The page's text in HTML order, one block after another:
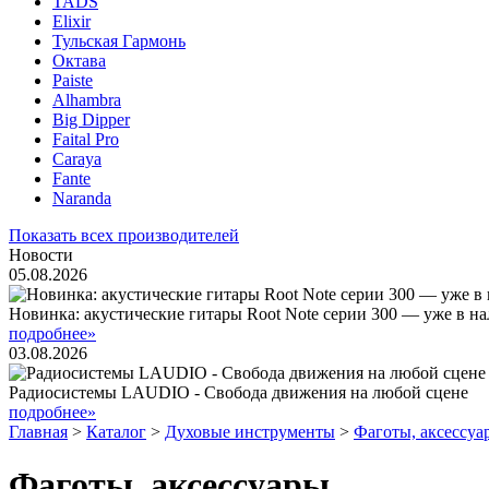
Elixir
Тульская Гармонь
Октава
Paiste
Alhambra
Big Dipper
Faital Pro
Caraya
Fante
Naranda
Показать всех производителей
Новости
05.08.2026
Новинка: акустические гитары Root Note серии 300 — уже в
подробнее»
03.08.2026
Радиосистемы LAUDIO - Свобода движения на любой сцене
подробнее»
Главная > Каталог > Духовые инструменты > Фаготы,